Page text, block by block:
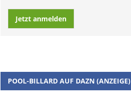
Jetzt anmelden
POOL-BILLARD AUF DAZN (ANZEIGE)